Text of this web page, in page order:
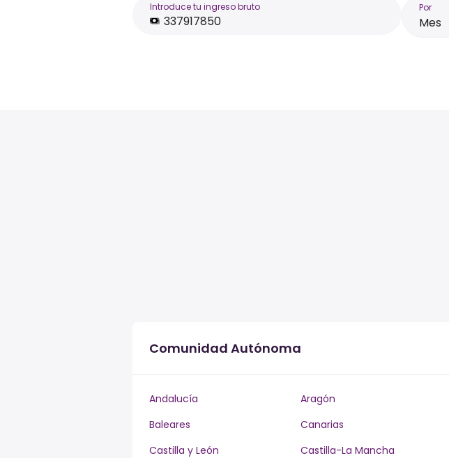
Introduce tu ingreso bruto Por
Mes
Comunidad Autónoma
Andalucía Aragón
Baleares
Canarias
Castilla y León
Castilla-La Mancha